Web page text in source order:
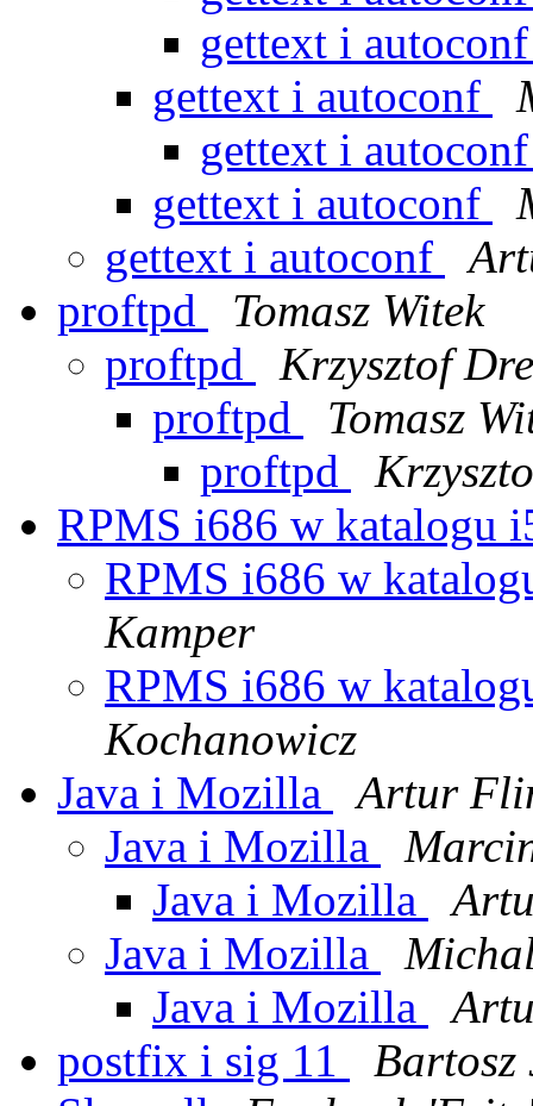
gettext i
gettext i autoconf
gettext i
gettext i autoconf
gettext i autoconf
proftpd
Tomasz Witek
proftpd
Krzysztof
proftpd
Tomasz
proftpd
RPMS i686 w katalogu
RPMS i686 w
Kamper
RPMS i686 w
Kochanowicz
Java i Mozilla
Artur
Java i Mozilla
Java i Mozilla
Java i Mozilla
Java i Mozilla
postfix i sig 11
Bartosz